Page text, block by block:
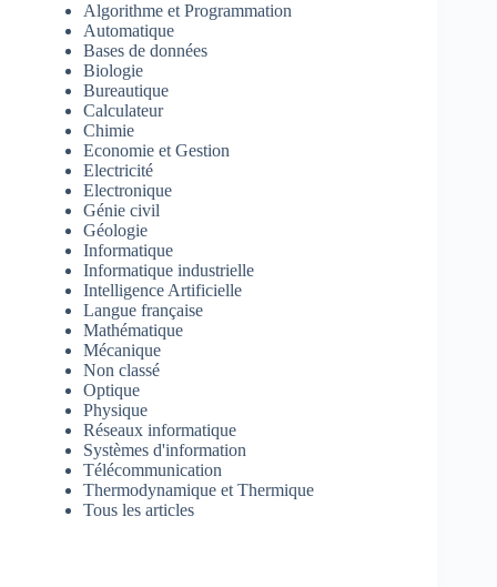
Algorithme et Programmation
Automatique
Bases de données
Biologie
Bureautique
Calculateur
Chimie
Economie et Gestion
Electricité
Electronique
Génie civil
Géologie
Informatique
Informatique industrielle
Intelligence Artificielle
Langue française
Mathématique
Mécanique
Non classé
Optique
Physique
Réseaux informatique
Systèmes d'information
Télécommunication
Thermodynamique et Thermique
Tous les articles